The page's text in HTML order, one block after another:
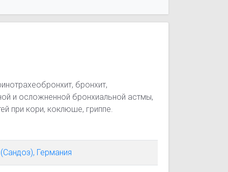
бронхит,
и осложненной бронхиальной астмы,
при кори, коклюше, гриппе.
Германия